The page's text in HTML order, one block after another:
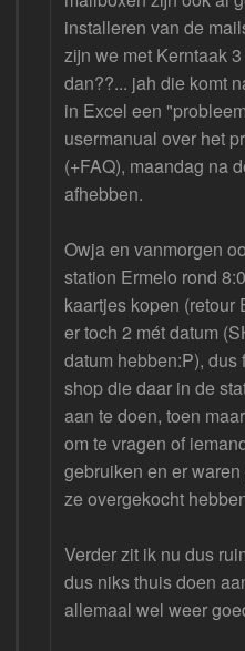
installeren van de
zijn we met Kerntaak
dan??... jah die komt
in Excel een
usermanual over het
(+FAQ), maandag na
afhebben.
Owja en vanmorgen
station Ermelo rond
kaartjes kopen (retour
er toch 2 mét datum
datum hebben:P),
shop die daar in de
aan te doen, toen
om te vragen of
gebruiken en er
ze overgekocht
Verder zit ik nu dus
dus niks thuis doen
allemaal wel weer